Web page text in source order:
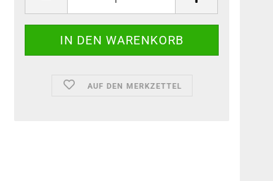
AUF DEN MERKZETTEL